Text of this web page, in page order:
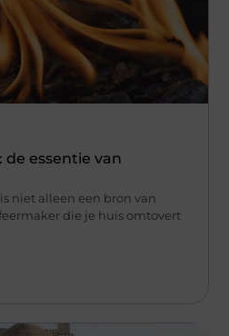
essentie van
niet alleen een bron van
die je huis omtovert